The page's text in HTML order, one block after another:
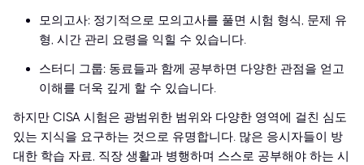
모의고사: 정기적으로 모의고사를 풀면 시험 형식, 문제 유
형, 시간 관리 요령을 익힐 수 있습니다.
스터디 그룹: 동료들과 함께 공부하면 다양한 관점을 얻고
이해를 더욱 깊게 할 수 있습니다.
하지만 CISA 시험은 광범위한 범위와 다양한 영역에 걸친 심도
있는 지식을 요구하는 것으로 유명합니다. 많은 응시자들이 방
대한 학습 자료, 직장 생활과 병행하며 스스로 공부해야 하는 시